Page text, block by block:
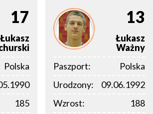
17
Łukasz
Polska
185
13
Łukasz
Ważny
Paszport:
Polska
Urodzony:
09.06.1992
Wzrost:
188